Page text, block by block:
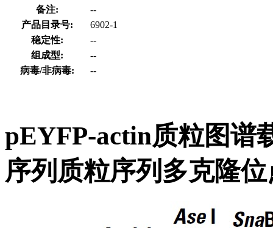
备注:
--
产品目录号:
6902-1
稳定性:
--
组成型:
--
病毒/非病毒:
--
pEYFP-actin质粒图谱
序列质粒序列多克隆